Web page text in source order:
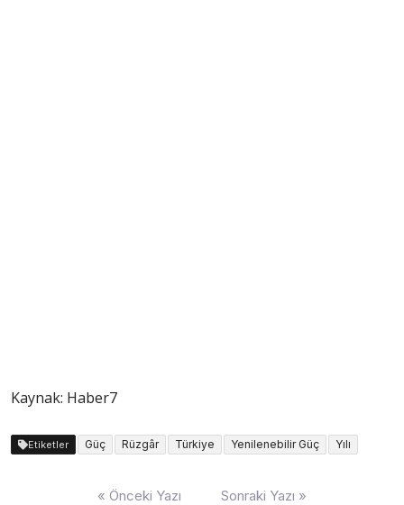
Kaynak: Haber7
Etiketler Güç Rüzgâr Türkiye Yenilenebilir Güç Yılı
« Önceki Yazı Sonraki Yazı »